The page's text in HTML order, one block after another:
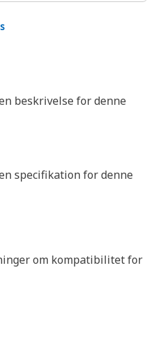
beskrivelse for denne
specifikation for denne
om kompatibilitet for